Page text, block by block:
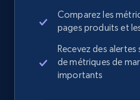
Comparez les
pages produits et
Recevez des
de métriques de
importants